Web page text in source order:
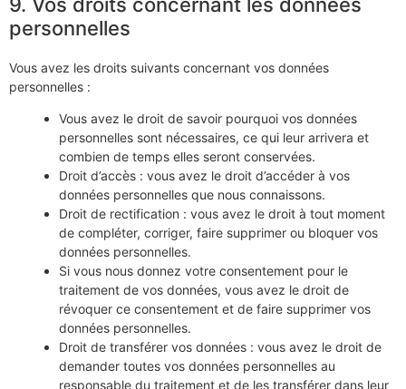
personnelles
Vous avez les droits suivants concernant vos données
personnelles :
Vous avez le droit de savoir pourquoi vos données
personnelles sont nécessaires, ce qui leur arrivera et
combien de temps elles seront conservées.
Droit d’accès : vous avez le droit d’accéder à vos
données personnelles que nous connaissons.
Droit de rectification : vous avez le droit à tout moment
de compléter, corriger, faire supprimer ou bloquer vos
données personnelles.
Si vous nous donnez votre consentement pour le
traitement de vos données, vous avez le droit de
révoquer ce consentement et de faire supprimer vos
données personnelles.
Droit de transférer vos données : vous avez le droit de
demander toutes vos données personnelles au
responsable du traitement et de les transférer dans leur